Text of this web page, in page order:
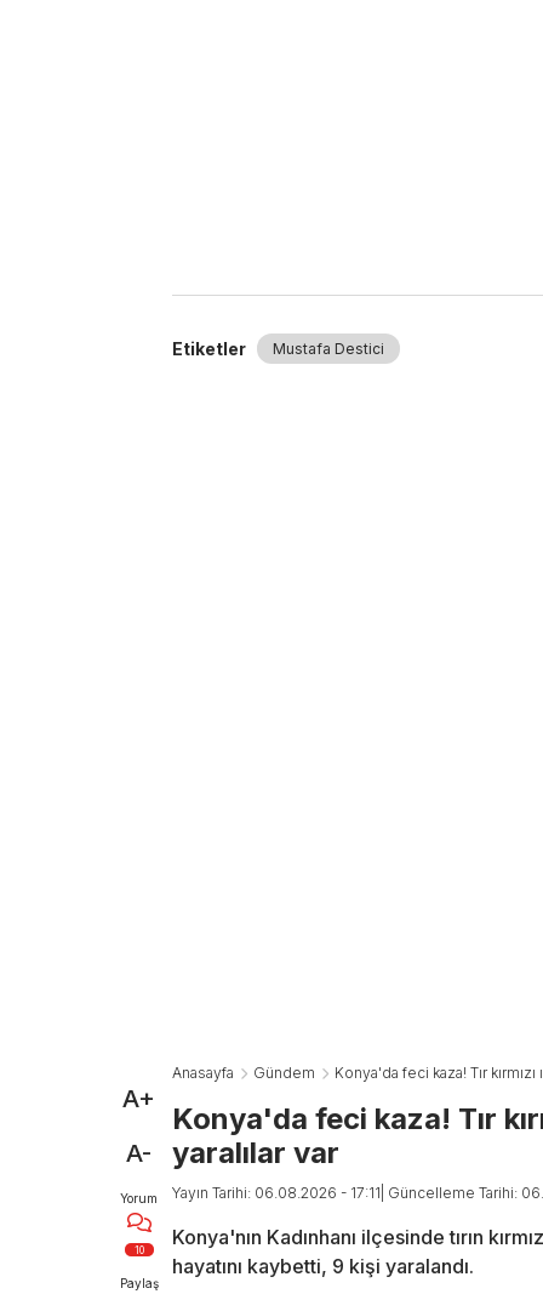
Etiketler Mustafa Destici
A+
A-
Yorum
10
Paylaş
Anasayfa Gündem Konya'da feci kaza! Tır
Konya'da feci kaza! Tır
yaralılar var
Yayın Tarihi: 06.08.2026 - 17:11 | Güncelleme Tarihi:
Konya'nın Kadınhanı ilçesinde tırın
hayatını kaybetti, 9 kişi yaralandı.